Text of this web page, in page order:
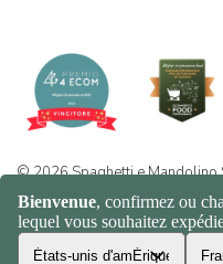
© 2026 Spaghetti e Mandolino
+39 351 865 9444 | P.I.
016.380-0110744.2026.001 |
confidentialité et de cookies|